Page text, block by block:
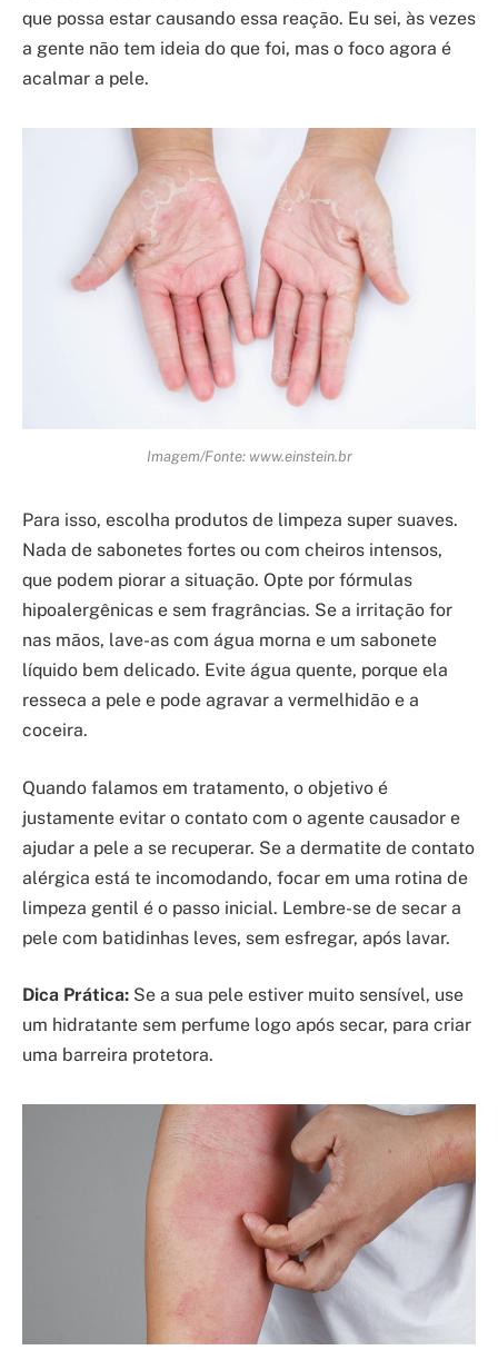
que possa estar causando essa reação. Eu sei, às vezes
a gente não tem ideia do que foi, mas o foco agora é
acalmar a pele.
Imagem/Fonte: www.einstein.br
Para isso, escolha produtos de limpeza super suaves.
Nada de sabonetes fortes ou com cheiros intensos,
que podem piorar a situação. Opte por fórmulas
hipoalergênicas e sem fragrâncias. Se a irritação for
nas mãos, lave-as com água morna e um sabonete
líquido bem delicado. Evite água quente, porque ela
resseca a pele e pode agravar a vermelhidão e a
coceira.
Quando falamos em tratamento, o objetivo é
justamente evitar o contato com o agente causador e
ajudar a pele a se recuperar. Se a dermatite de contato
alérgica está te incomodando, focar em uma rotina de
limpeza gentil é o passo inicial. Lembre-se de secar a
pele com batidinhas leves, sem esfregar, após lavar.
Dica Prática: Se a sua pele estiver muito sensível, use
um hidratante sem perfume logo após secar, para criar
uma barreira protetora.